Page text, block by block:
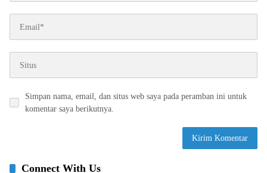
Simpan nama, email, dan situs web saya pada peramban ini untuk
komentar saya berikutnya.
Connect With Us